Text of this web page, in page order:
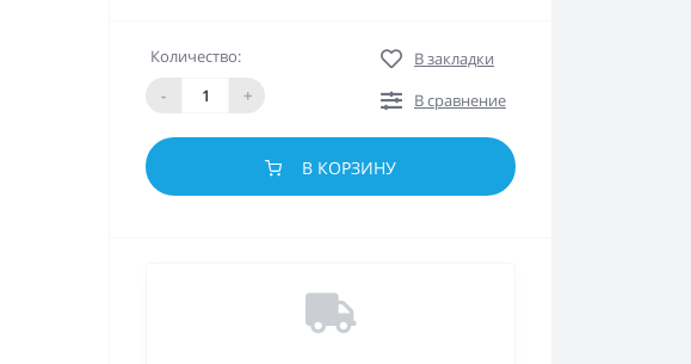
Количество:
-
+
В закладки
В сравнение
В КОРЗИНУ